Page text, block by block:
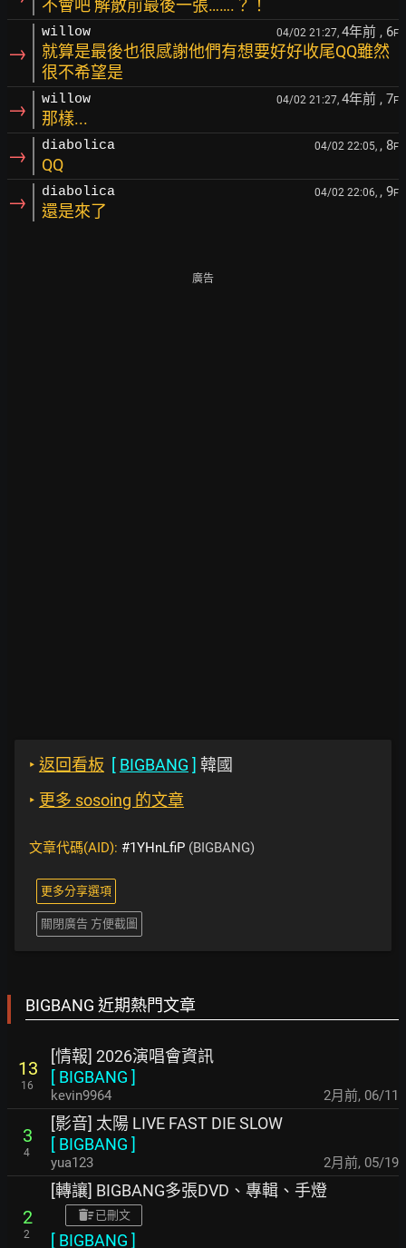
不會吧 解散前最後一張…….？！
→
willow 04/02 21:27, 4年前 , 6F
就算是最後也很感謝他們有想要好好收尾QQ雖然
很不希望是
→ willow 04/02 21:27, 4年前 , 7F
那樣...
→ diabolica 04/02 22:05, , 8F
QQ
→ diabolica 04/02 22:06, , 9F
還是來了
廣告
‣ 返回看板 [ BIGBANG ] 韓國
‣ 更多 sosoing 的文章
文章代碼(AID): #1YHnLfiP (BIGBANG)
更多分享選項
關閉廣告 方便截圖
BIGBANG 近期熱門文章
13
16
[情報] 2026演唱會資訊
[ BIGBANG ]
kevin9964 2月前, 06/11
3
4
[影音] 太陽 LIVE FAST DIE SLOW
[ BIGBANG ]
yua123 2月前, 05/19
2
2
[轉讓] BIGBANG多張DVD、專輯、手燈
已刪文
[ BIGBANG ]